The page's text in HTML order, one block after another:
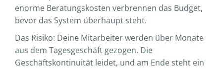
enorme Beratungskosten verbrennen das Budget,
bevor das System überhaupt steht.
Das Risiko: Deine Mitarbeiter werden über Monate
aus dem Tagesgeschäft gezogen. Die
Geschäftskontinuität leidet, und am Ende steht ein